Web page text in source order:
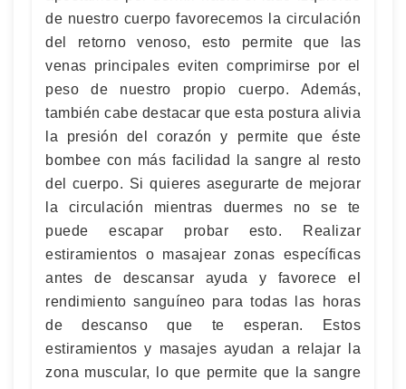
de nuestro cuerpo favorecemos la circulación
del retorno venoso, esto permite que las
venas principales eviten comprimirse por el
peso de nuestro propio cuerpo. Además,
también cabe destacar que esta postura alivia
la presión del corazón y permite que éste
bombee con más facilidad la sangre al resto
del cuerpo. Si quieres asegurarte de mejorar
la circulación mientras duermes no se te
puede escapar probar esto. Realizar
estiramientos o masajear zonas específicas
antes de descansar ayuda y favorece el
rendimiento sanguíneo para todas las horas
de descanso que te esperan. Estos
estiramientos y masajes ayudan a relajar la
zona muscular, lo que permite que la sangre